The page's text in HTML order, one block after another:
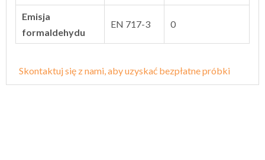
Emisja
formaldehydu
EN 717-3 0
Skontaktuj się z nami, aby uzyskać bezpłatne próbki